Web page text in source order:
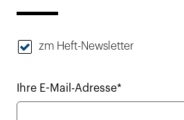
zm Heft-Newsletter
Ihre E-Mail-Adresse*